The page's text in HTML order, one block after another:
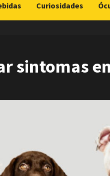
Curiosidades
sintomas